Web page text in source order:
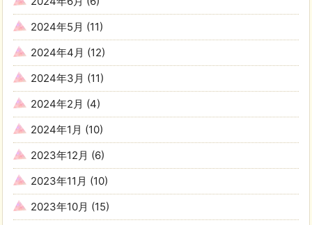
2024年5月 (11)
2024年4月 (12)
2024年3月 (11)
2024年2月 (4)
2024年1月 (10)
2023年12月 (6)
2023年11月 (10)
2023年10月 (15)